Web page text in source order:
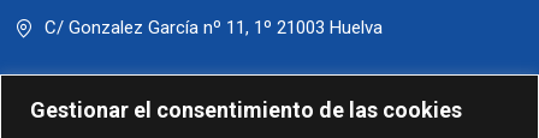
Gestionar el consentimiento de las cookies
C/ Gonzalez García nº 11, 1º 21003 Huelva